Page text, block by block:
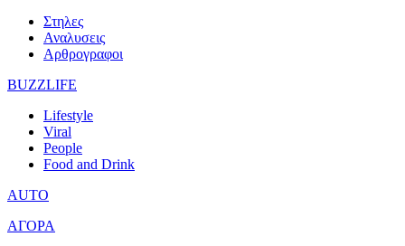
Στηλες
Αναλυσεις
Αρθρογραφοι
BUZZLIFE
Lifestyle
Viral
People
Food and Drink
AUTO
ΑΓΟΡΑ